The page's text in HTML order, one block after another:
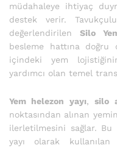
müdahaleye ihtiyaç
destek verir.
değerlendirilenSilo
besleme hattına doğru
içindeki yem
yardımcı olan temel
Yem helezon yayı,silo
noktasından alınan
ilerletilmesini sağlar. Bu
yayı olarak